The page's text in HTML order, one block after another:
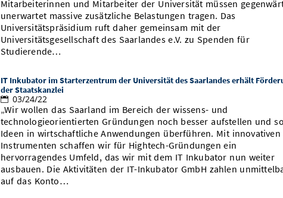
Mitarbeiterinnen und Mitarbeiter der Universität müssen
unerwartet massive zusätzliche Belastungen tragen. Das
Universitätspräsidium ruft daher gemeinsam mit der
Universitätsgesellschaft des Saarlandes e.V. zu Spenden für
Studierende…
IT Inkubator im Starterzentrum der Universität des Saarlandes erhält
der Staatskanzlei
03/24/22
„Wir wollen das Saarland im Bereich der wissens- und
technologieorientierten Gründungen noch besser aufstellen und so
Ideen in wirtschaftliche Anwendungen überführen. Mit innovativen
Instrumenten schaffen wir für Hightech-Gründungen ein
hervorragendes Umfeld, das wir mit dem IT Inkubator nun weiter
ausbauen. Die Aktivitäten der IT-Inkubator GmbH zahlen
auf das Konto…